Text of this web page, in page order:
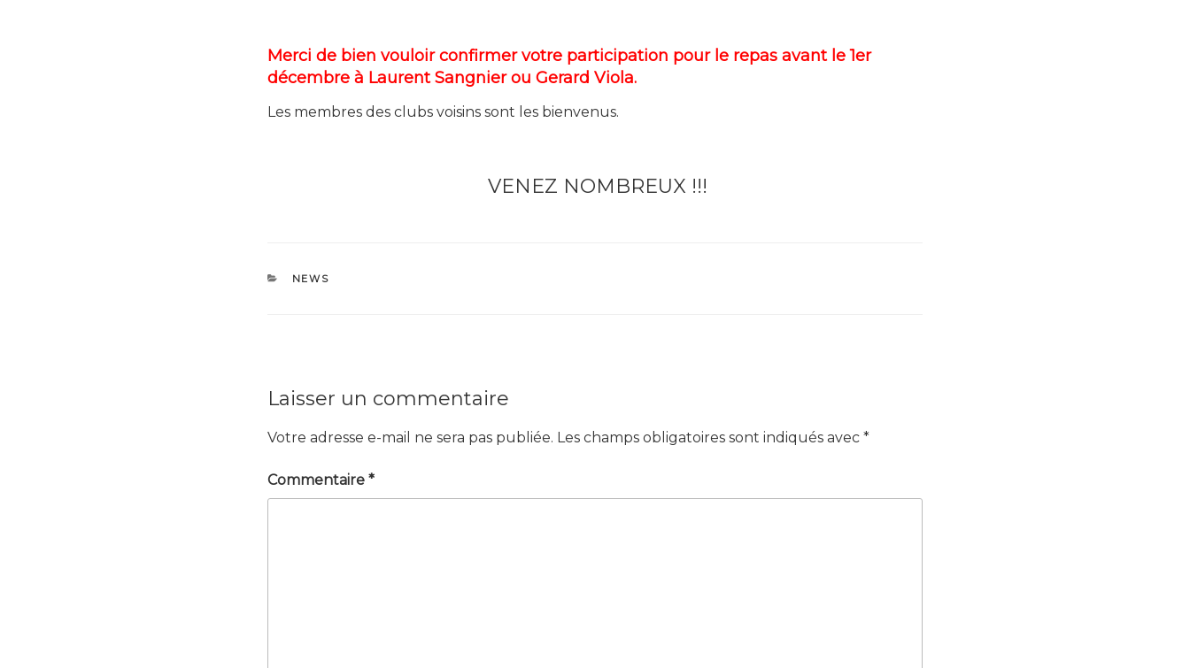
Merci de bien vouloir confirmer votre participation pour le repas avant le 1er
décembre à Laurent Sangnier ou Gerard Viola.
Les membres des clubs voisins sont les bienvenus.
VENEZ NOMBREUX !!!
CATÉGORIES
NEWS
Laisser un commentaire
Votre adresse e-mail ne sera pas publiée. Les champs obligatoires sont indiqués avec *
Commentaire *